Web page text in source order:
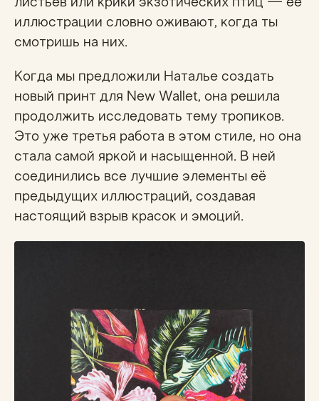
листьев или крики экзотических птиц — её
иллюстрации словно оживают, когда ты
смотришь на них.
Когда мы предложили Наталье создать
новый принт для New Wallet, она решила
продолжить исследовать тему тропиков.
Это уже третья работа в этом стиле, но она
стала самой яркой и насыщенной. В ней
соединились все лучшие элементы её
предыдущих иллюстраций, создавая
настоящий взрыв красок и эмоций.